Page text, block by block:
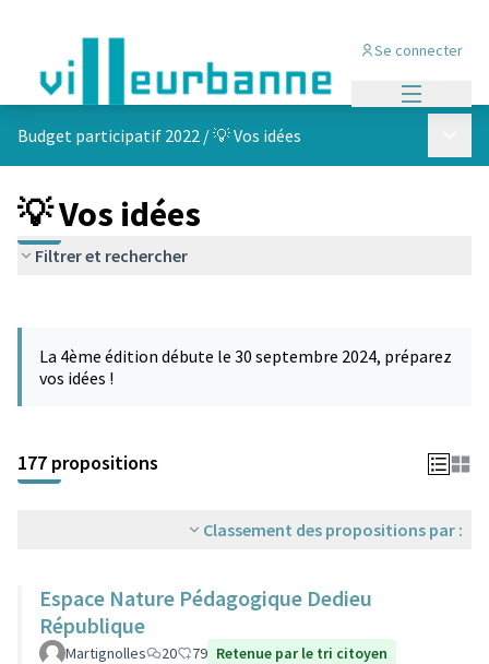
Se connecter
Budget participatif 2022 /💡 Vos idées
💡 Vos idées
Filtrer et rechercher
−
La 4ème édition débute le 30 septembre 2024, préparez
vos idées !
177 propositions
Classement des propositions par :
Espace Nature Pédagogique Dedieu
République
Martignolles 20 79 Retenue par le tri citoyen